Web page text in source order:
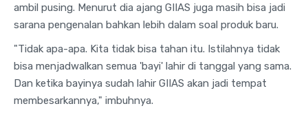
ambil pusing. Menurut dia ajang GIIAS juga masih bisa jadi
sarana pengenalan bahkan lebih dalam soal produk baru.
"Tidak apa-apa. Kita tidak bisa tahan itu. Istilahnya tidak
bisa menjadwalkan semua 'bayi' lahir di tanggal yang sama.
Dan ketika bayinya sudah lahir GIIAS akan jadi tempat
membesarkannya," imbuhnya.